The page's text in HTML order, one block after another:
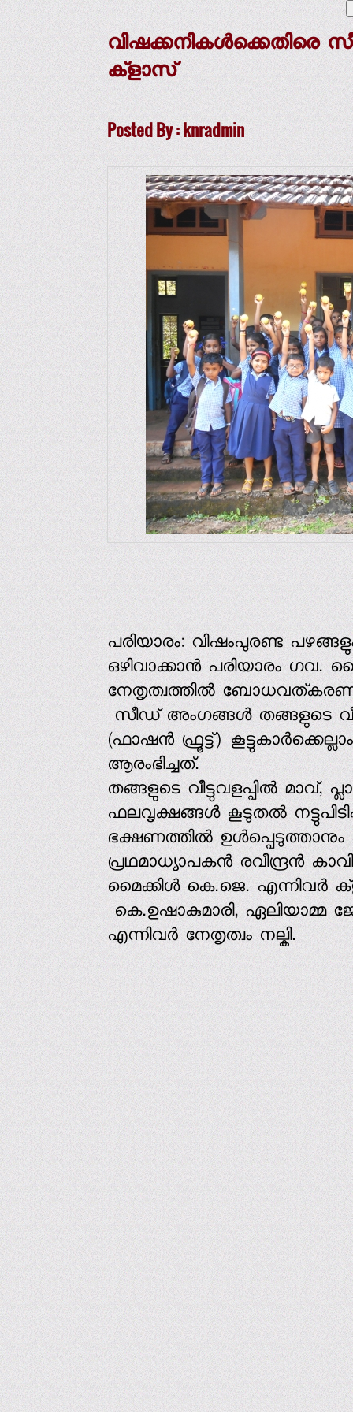
വിഷക്കനികള്‍ക്കെതിരെ
ക്‌ളാസ്
Posted By : knradmin
പരിയാരം: വിഷംപുരണ്ട
ഒഴിവാക്കാന്‍ പരിയാരം ഗവ.
നേതൃത്വത്തില്‍ ബോധവത്കരണ
സീഡ് അംഗങ്ങള്‍ തങ്ങളുടെ
(ഫാഷന്‍ ഫ്രൂട്ട്)
ആരംഭിച്ചത്.
തങ്ങളുടെ വീട്ടുവളപ്പില്‍ മാവ്,
ഫലവൃക്ഷങ്ങള്‍ കൂടുതല്‍
ഭക്ഷണത്തില്‍ ഉള്‍പ്പെടുത്താനും
പ്രഥമാധ്യാപകന്‍ രവീന്ദ്രന്‍
മൈക്കിള്‍ കെ.ജെ. എന്നിവര്‍
കെ.ഉഷാകുമാരി, ഏലിയാമ്മ
എന്നിവര്‍ നേതൃത്വം നല്കി.